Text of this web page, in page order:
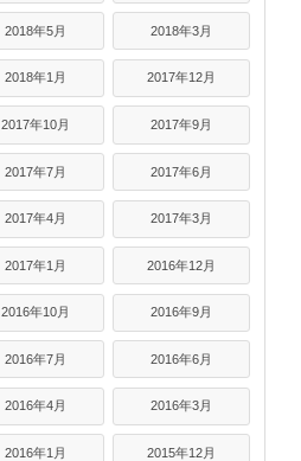
2018年5月 2018年3月
2018年1月 2017年12月
2017年10月 2017年9月
2017年7月 2017年6月
2017年4月 2017年3月
2017年1月 2016年12月
2016年10月 2016年9月
2016年7月 2016年6月
2016年4月 2016年3月
2016年1月 2015年12月